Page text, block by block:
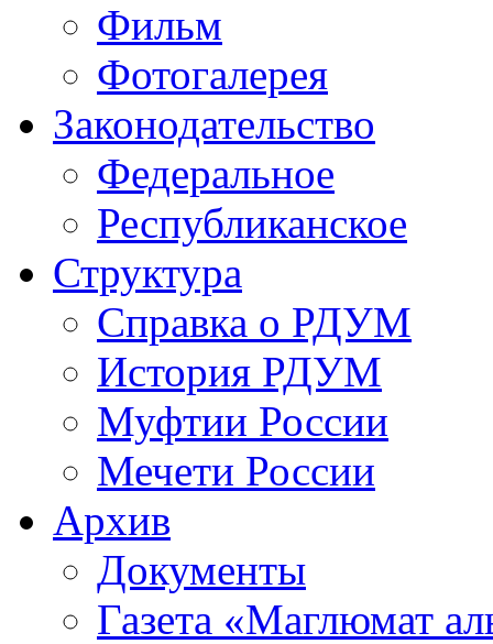
Фильм
Фотогалерея
Законодательство
Федеральное
Республиканское
Структура
Справка о РДУМ
История РДУМ
Муфтии России
Мечети России
Архив
Документы
Газета «Маглюмат